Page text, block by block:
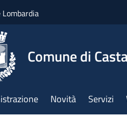
Lombardia
Comune di
Novità Servizi